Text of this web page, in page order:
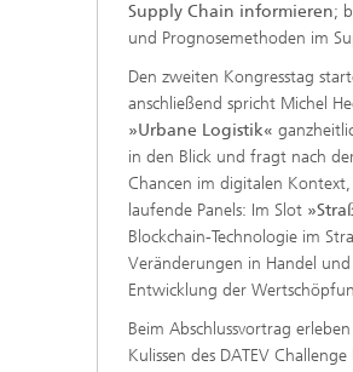
Supply Chain informieren;
und Prognosemethoden im
Den zweiten Kongresstag
anschließend spricht Michel
»Urbane Logistik«
in den Blick und fragt nach
Chancen im digitalen
laufende Panels: Im Slot
Blockchain-Technologie im
Veränderungen in Handel
Entwicklung der
Beim Abschlussvortrag
Kulissen des DATEV